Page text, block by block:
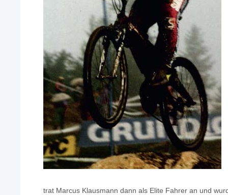
trat Marcus Klausmann dann als Elite Fahrer an und